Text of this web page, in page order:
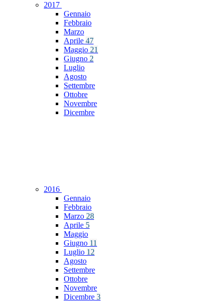
2017
Gennaio
Febbraio
Marzo
Aprile 47
Maggio 21
Giugno 2
Luglio
Agosto
Settembre
Ottobre
Novembre
Dicembre
2016
Gennaio
Febbraio
Marzo 28
Aprile 5
Maggio
Giugno 11
Luglio 12
Agosto
Settembre
Ottobre
Novembre
Dicembre 3